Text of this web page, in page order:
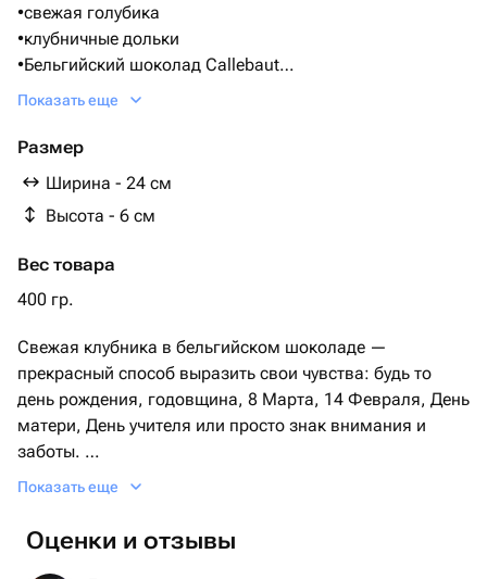
•свежая голубика
•клубничные дольки
•Бельгийский шоколад Callebaut
(Состав: Сахар, масло какао, сухое цельное молоко,
добавит бесплатну открытку!
Рекомендуем хранить продукцию не более 24 часов при
До +8 С.
Показать еще
Размер
Ширина - 24 см
Высота - 6 см
Вес товара
400 гр.
Свежая клубника в бельгийском шоколаде —
прекрасный способ выразить свои чувства: будь то
день рождения, годовщина, 8 Марта, 14 Февраля, День
матери, День учителя или просто знак внимания и
заботы.
инструкцией по хранению.
Показать еще
Оценки и отзывы